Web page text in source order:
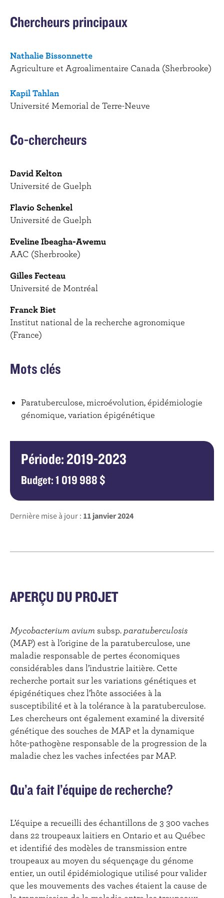
APERÇU DU PROJET
Mycobacterium avium subsp. paratuberculosis
(MAP) est à l’origine de la paratuberculose, une
maladie responsable de pertes économiques
considérables dans l’industrie laitière. Cette
recherche portait sur les variations génétiques et
épigénétiques chez l’hôte associées à la
susceptibilité et à la tolérance à la paratuberculose.
Les chercheurs ont également examiné la diversité
génétique des souches de MAP et la dynamique
hôte-pathogène responsable de la progression de la
maladie chez les vaches infectées par MAP.
Qu’a fait l’équipe de recherche?
L’équipe a recueilli des échantillons de 3 300 vaches
dans 22 troupeaux laitiers en Ontario et au Québec
et identifié des modèles de transmission entre
troupeaux au moyen du séquençage du génome
entier, un outil épidémiologique utilisé pour valider
que les mouvements des vaches étaient la cause de
Chercheurs principaux
Nathalie Bissonnette
Agriculture et Agroalimentaire Canada (Sherbrooke)
Kapil Tahlan
Université Memorial de Terre-Neuve
Co-chercheurs
David Kelton
Université de Guelph
Flavio Schenkel
Université de Guelph
Eveline Ibeagha-Awemu
AAC (Sherbrooke)
Gilles Fecteau
Université de Montréal
Franck Biet
Institut national de la recherche agronomique
(France)
Mots clés
Paratuberculose, microévolution, épidémiologie
génomique, variation épigénétique
Période: 2019-2023
Budget: 1 019 988 $
Dernière mise à jour : 11 janvier 2024